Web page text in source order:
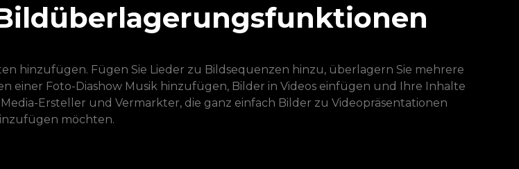
hinzufügen. Fügen Sie Lieder zu Bildsequenzen hinzu, überlagern Sie mehrere
einer Foto-Diashow Musik hinzufügen, Bilder in Videos einfügen und Ihre Inhalte
Ersteller und Vermarkter, die ganz einfach Bilder zu Videopräsentationen
möchten.